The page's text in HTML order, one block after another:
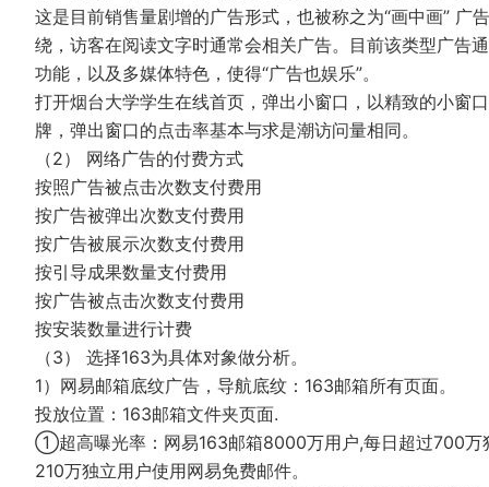
这是目前销售量剧增的广告形式，也被称之为“画中画”
绕，访客在阅读文字时通常会相关广告。目前该类型广告
功能，以及多媒体特色，使得“广告也娱乐”。
打开烟台大学学生在线首页，弹出小窗口，以精致的小窗
牌，弹出窗口的点击率基本与求是潮访问量相同。
（2） 网络广告的付费方式
按照广告被点击次数支付费用
按广告被弹出次数支付费用
按广告被展示次数支付费用
按引导成果数量支付费用
按广告被点击次数支付费用
按安装数量进行计费
（3） 选择163为具体对象做分析。
1）网易邮箱底纹广告，导航底纹：163邮箱所有页面。
投放位置：163邮箱文件夹页面.
①超高曝光率：网易163邮箱8000万用户,每日超过700万
210万独立用户使用网易免费邮件。